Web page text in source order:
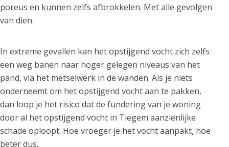
poreus en kunnen zelfs afbrokkelen. Met alle gevolgen
van dien.
In extreme gevallen kan het opstijgend vocht zich zelfs
een weg banen naar hoger gelegen niveaus van het
pand, via het metselwerk in de wanden. Als je niets
onderneemt om het opstijgend vocht aan te pakken,
dan loop je het risico dat de fundering van je woning
door al het opstijgend vocht in Tiegem aanzienlijke
schade oploopt. Hoe vroeger je het vocht aanpakt, hoe
beter dus.